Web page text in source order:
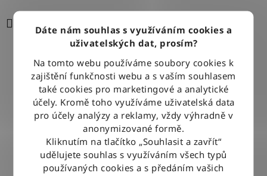
Dáte nám souhlas s využíváním cookies a
uživatelských dat, prosím?
Na tomto webu používáme soubory cookies k
zajištění funkčnosti webu a s vaším souhlasem
také cookies pro marketingové a analytické
účely. Kromě toho využíváme uživatelská data
pro účely analýzy a reklamy, vždy výhradně v
anonymizované formě.
Kliknutím na tlačítko „Souhlasit a zavřít“
udělujete souhlas s využíváním všech typů
používaných cookies a s předáním vašich
Zeptat se Sdílet
DOPRAVA ZDARMA
Při nákupu nad 2500 Kč doručujeme zdarma po celé ČR
BLESKOVÉ DORUČENÍ
Objednávky odesíláme každý pracovní den do 12:00